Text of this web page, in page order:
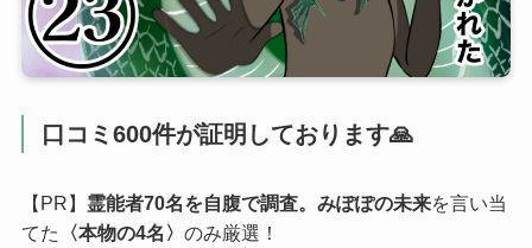
口コミ600件が証明しております🙏
【PR】 霊能者70名を自腹で調査。みぽぽの未来を言い当
てた
〈本物の4名〉 のみ厳選！